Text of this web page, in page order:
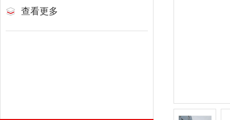
查看更多